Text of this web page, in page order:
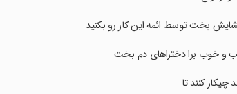
بخت توسط ائمه این کار رو بکنید
و خوب برا دختراهای دم بخت
چیکار کنند تا